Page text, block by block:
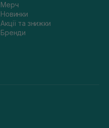
Мерч
Новинки
Акції та знижки
Бренди